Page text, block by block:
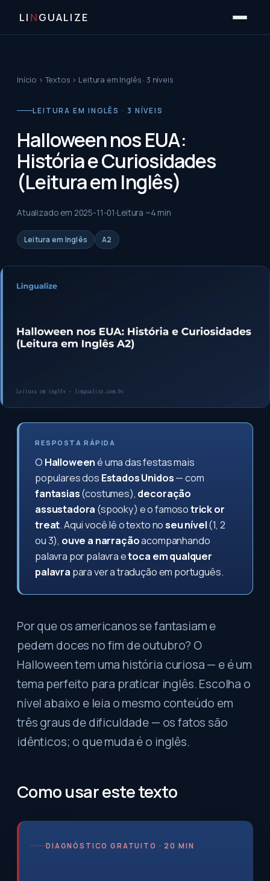
LI NGUALIZE
Início ›Textos › Leitura em Inglês · 3 níveis
LEITURA EM INGLÊS · 3 NÍVEIS
Halloween nos EUA:
História e Curiosidades
(Leitura em Inglês)
Atualizado em 2025-11-01 Leitura ~4 min
Leitura em Inglês A2
RESPOSTA RÁPIDA
O Halloweené uma das festas mais
populares dos Estados Unidos— com
fantasias(costumes), decoração
assustadora (spooky) e o famosotrick or
treat. Aqui você lê o texto noseu nível(1, 2
ou 3), ouve a narraçãoacompanhando
palavra por palavra etoca em qualquer
palavra para ver a tradução em português.
Por que os americanos se fantasiam e
pedem doces no fim de outubro? O
Halloween tem uma história curiosa — e é um
tema perfeito para praticar inglês. Escolha o
nível abaixo e leia o mesmo conteúdo em
três graus de dificuldade — os fatos são
idênticos; o que muda é o inglês.
Como usar este texto
DIAGNÓSTICO GRATUITO · 20 MIN